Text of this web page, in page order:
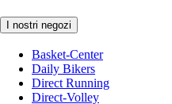
I nostri negozi
Basket-Center
Daily Bikers
Direct Running
Direct-Volley